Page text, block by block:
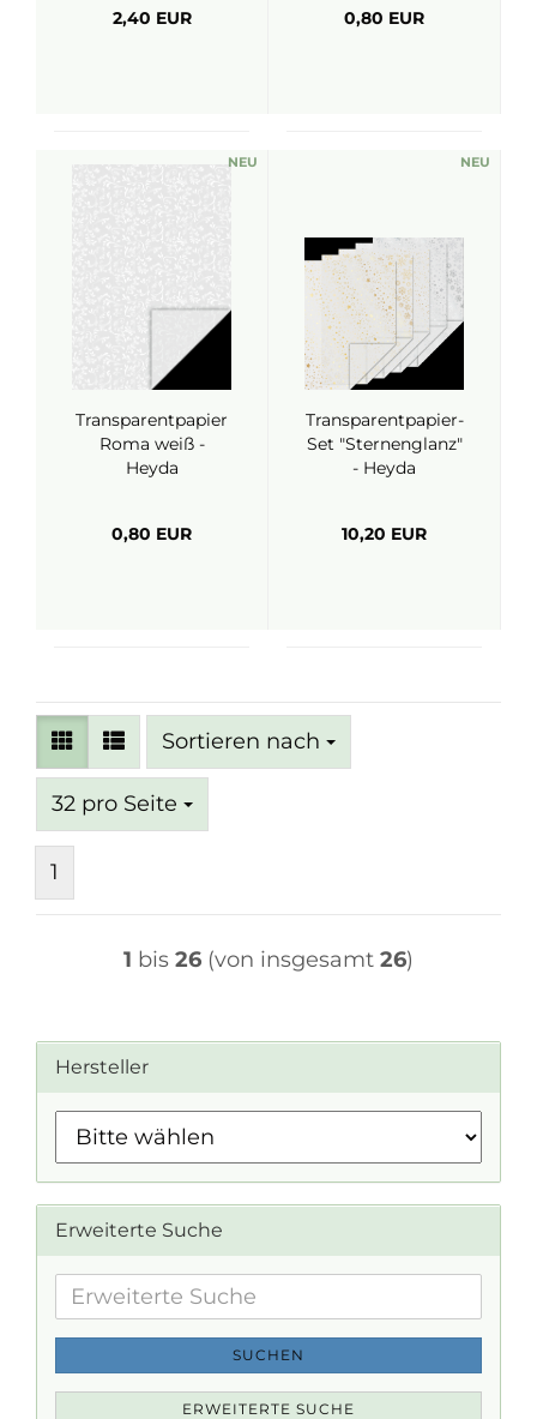
2,40 EUR 0,80 EUR
NEU
Transparentpapier
Roma weiß -
Heyda
0,80 EUR
NEU
Transparentpapier-
Set "Sternenglanz"
- Heyda
10,20 EUR
Sortieren nach
Sortieren nach
32 pro Seite
pro Seite
1
1 bis 26 (von insgesamt 26)
Hersteller
Erweiterte Suche
Erweiterte
Suche
SUCHEN
ERWEITERTE SUCHE